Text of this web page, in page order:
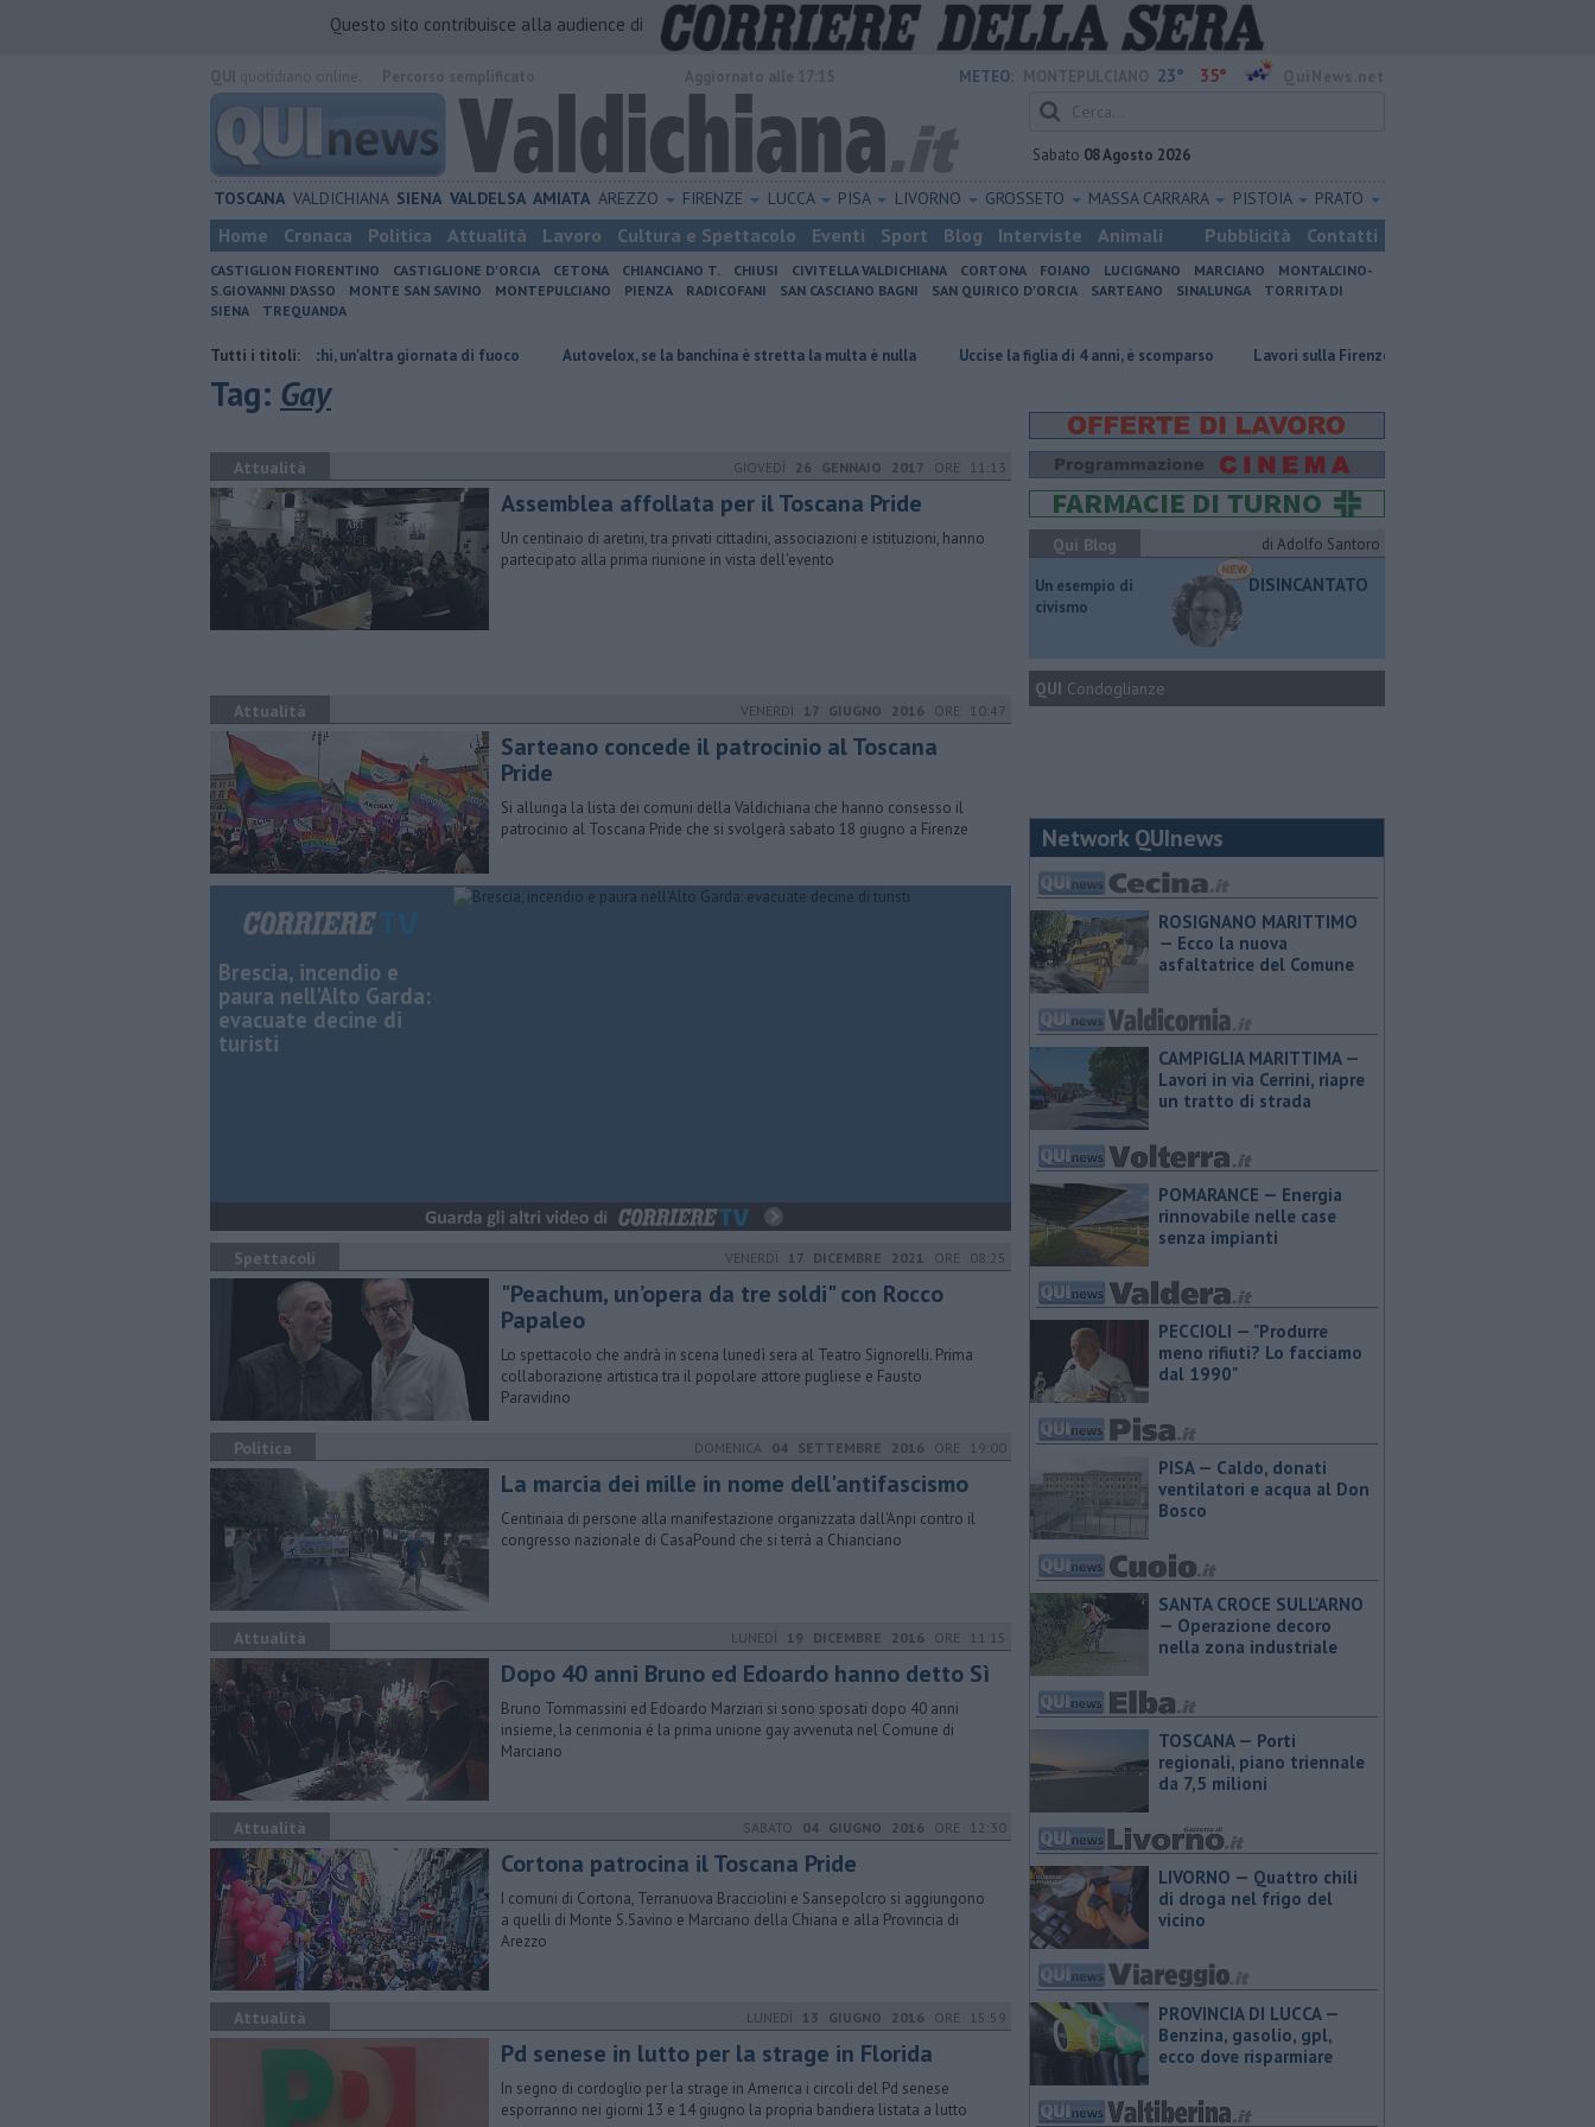
Questo sito contribuisce alla audience di
METEO: 23° 35°
Sabato 08 Agosto 2026
TOSCANA VALDICHIANA SIENA VALDELSA AMIATA AREZZO FIRENZE LUCCA PISA LIVORNO GROSSETO MASSA CARRARA PISTOIA PRATO
Home Cronaca Politica Attualità Lavoro Cultura e Spettacolo Eventi Sport Blog Interviste Animali Pubblicità Contatti
CASTIGLION FIORENTINO CASTIGLIONE D'ORCIA CETONA CHIANCIANO T. CHIUSI CIVITELLA VALDICHIANA CORTONA FOIANO LUCIGNANO MARCIANO
MONTALCINO-
S.GIOVANNI D'ASSO
MONTE SAN SAVINO MONTEPULCIANO PIENZA RADICOFANI SAN CASCIANO BAGNI SAN QUIRICO D'ORCIA SARTEANO SINALUNGA
TORRITA DI
SIENA
TREQUANDA
Tutti i titoli:
Incendi nei boschi, un'altra giornata di fuoco Autovelox, se la banchina è stretta la multa è nulla Uccise la figlia di 4 anni, è scomparso Lavori sulla Firenze-Roma, i treni cambiano orario
Tag: Gay
Attualità GIOVEDÌ 26 GENNAIO 2017 ORE 11:13
Assemblea affollata per il Toscana Pride
Un centinaio di aretini, tra privati cittadini, associazioni e istituzioni, hanno
partecipato alla prima riunione in vista dell'evento
Attualità VENERDÌ 17 GIUGNO 2016 ORE 10:47
Sarteano concede il patrocinio al Toscana
Pride
Si allunga la lista dei comuni della Valdichiana che hanno consesso il
patrocinio al Toscana Pride che si svolgerà sabato 18 giugno a Firenze
Brescia, incendio e
paura nell'Alto Garda:
evacuate decine di
turisti
Spettacoli VENERDÌ 17 DICEMBRE 2021 ORE 08:25
"Peachum, un’opera da tre soldi" con Rocco
Papaleo
Lo spettacolo che andrà in scena lunedì sera al Teatro Signorelli. Prima
collaborazione artistica tra il popolare attore pugliese e Fausto
Paravidino
Politica DOMENICA 04 SETTEMBRE 2016 ORE 19:00
La marcia dei mille in nome dell'antifascismo
Centinaia di persone alla manifestazione organizzata dall'Anpi contro il
congresso nazionale di CasaPound che si terrà a Chianciano
Attualità LUNEDÌ 19 DICEMBRE 2016 ORE 11:15
Dopo 40 anni Bruno ed Edoardo hanno detto Sì
Bruno Tommassini ed Edoardo Marziari si sono sposati dopo 40 anni
insieme, la cerimonia é la prima unione gay avvenuta nel Comune di
Marciano
Attualità SABATO 04 GIUGNO 2016 ORE 12:30
Cortona patrocina il Toscana Pride
I comuni di Cortona, Terranuova Bracciolini e Sansepolcro si aggiungono
a quelli di Monte S.Savino e Marciano della Chiana e alla Provincia di
Arezzo
Attualità LUNEDÌ 13 GIUGNO 2016 ORE 15:59
Pd senese in lutto per la strage in Florida
In segno di cordoglio per la strage in America i circoli del Pd senese
esporranno nei giorni 13 e 14 giugno la propria bandiera listata a lutto
Qui Blog di Adolfo Santoro
​Un esempio di
civismo
DISINCANTATO
QUI Condoglianze
Network QUInews
ROSIGNANO MARITTIMO
— Ecco la nuova
asfaltatrice del Comune
CAMPIGLIA MARITTIMA —
Lavori in via Cerrini, riapre
un tratto di strada
POMARANCE — Energia
rinnovabile nelle case
senza impianti
PECCIOLI — "Produrre
meno rifiuti? Lo facciamo
dal 1990"
PISA — Caldo, donati
ventilatori e acqua al Don
Bosco
SANTA CROCE SULL'ARNO
— Operazione decoro
nella zona industriale
TOSCANA — Porti
regionali, piano triennale
da 7,5 milioni
LIVORNO — Quattro chili
di droga nel frigo del
vicino
PROVINCIA DI LUCCA — ​
Benzina, gasolio, gpl,
ecco dove risparmiare